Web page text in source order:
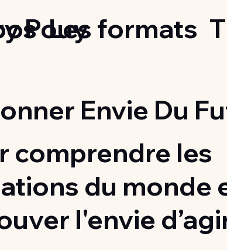
Pouy
Les formats
Envie Du
comprendre les
du monde
l'envie